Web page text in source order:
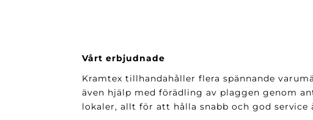
Vårt erbjudnade
Kramtex tillhandahåller flera spännande
även hjälp med förädling av plaggen genom
lokaler, allt för att hålla snabb och god service